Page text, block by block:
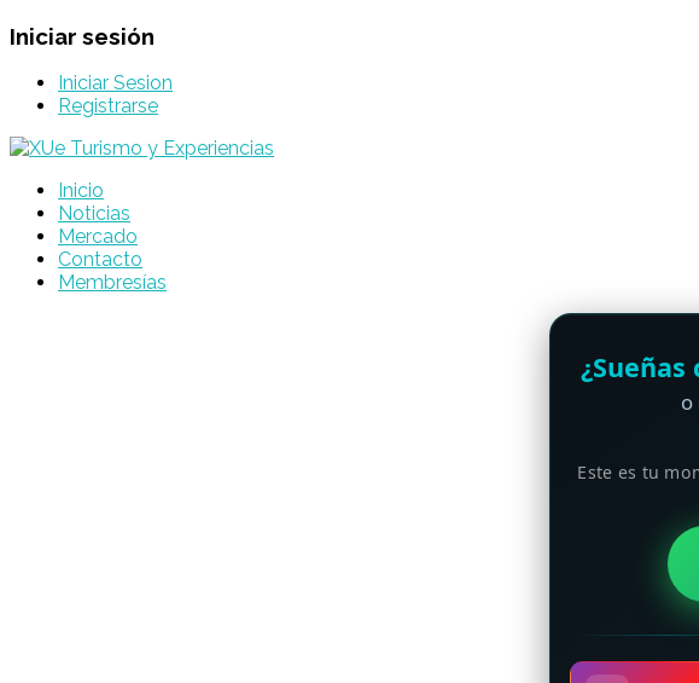
Iniciar sesión
Iniciar Sesion
Registrarse
Inicio
Noticias
Mercado
Contacto
Membresías
o
Este es tu